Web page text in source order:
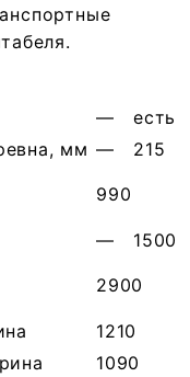
—
есть
мм —
215
990
—
1500
2900
1210
1090